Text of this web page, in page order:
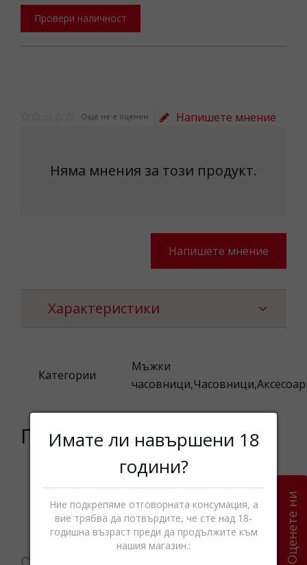
Провери наличност
Още не е оценен Напишете мнение
Няма мнения за този продукт.
Напишете мнение
Характеристики
Категории
Мъжки
Подобни продукти
-30%
Оценете ни
Имате ли навършени 18
години?
Ние подкрепяме отговорната консумация, а
вие трябва да потвърдите, че сте над 18-
годишна възраст преди да продължите към
нашия магазин.: